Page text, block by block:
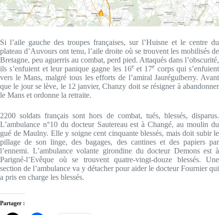
Si l’aile gauche des troupes françaises, sur l’Huisne et le centre du
plateau d’Auvours ont tenu, l’aile droite où se trouvent les mobilisés de
Bretagne, peu aguerris au combat, perd pied. Attaqués dans l’obscurité,
ils s’enfuient et leur panique gagne les 16eet 17e corps qui s’enfuient
vers le Mans, malgré tous les efforts de l’amiral Jauréguiberry. Avant
que le jour se lève, le 12 janvier, Chanzy doit se résigner à abandonner
le Mans et ordonne la retraite.
2200 soldats français sont hors de combat, tués, blessés, disparus.
L’ambulance n°10 du docteur Sautereau est à Changé, au moulin du
gué de Maulny. Elle y soigne cent cinquante blessés, mais doit subir le
pillage de son linge, des bagages, des cantines et des papiers par
l’ennemi. L’ambulance volante girondine du docteur Demons est à
Parigné-l’Evêque où se trouvent quatre-vingt-douze blessés. Une
section de l’ambulance va y détacher pour aider le docteur Fournier qui
a pris en charge les blessés.
Partager :